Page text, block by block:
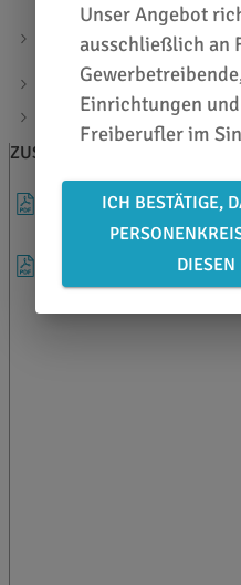
speziell entwickelt für
Dekorationen
Haltbarkeit bei
Stärke: 100µ
ZUSATZINFOS
DATENBLATT
Unser Angebot
ausschließlich an
Einrichtungen
Freiberufler im
ICH BESTÄTIGE,